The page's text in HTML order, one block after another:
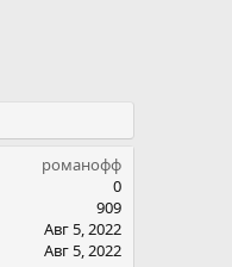
романофф
0
909
Авг 5, 2022
Авг 5, 2022